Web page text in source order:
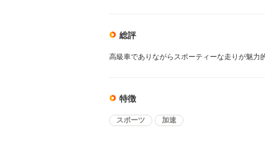
総評
高級車でありながらスポーティーな走りが魅力的
特徴
スポーツ 加速